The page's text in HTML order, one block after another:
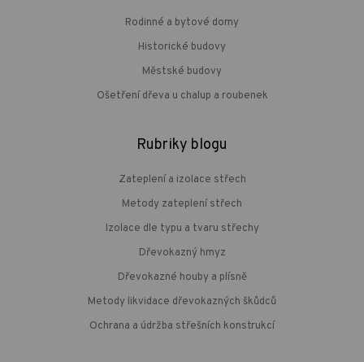
Rodinné a bytové domy
Historické budovy
Městské budovy
Ošetření dřeva u chalup a roubenek
Rubriky blogu
Zateplení a izolace střech
Metody zateplení střech
Izolace dle typu a tvaru střechy
Dřevokazný hmyz
Dřevokazné houby a plísně
Metody likvidace dřevokazných škůdců
Ochrana a údržba střešních konstrukcí